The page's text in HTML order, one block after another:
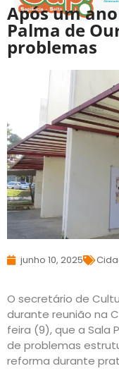
Após um
Palma de
problemas
junho 10, 2025
O secretário de
durante reunião na
feira (9), que a Sala
de problemas
reforma durante